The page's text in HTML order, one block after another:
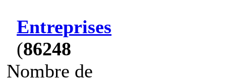
Entreprises
(86248
Nombre de